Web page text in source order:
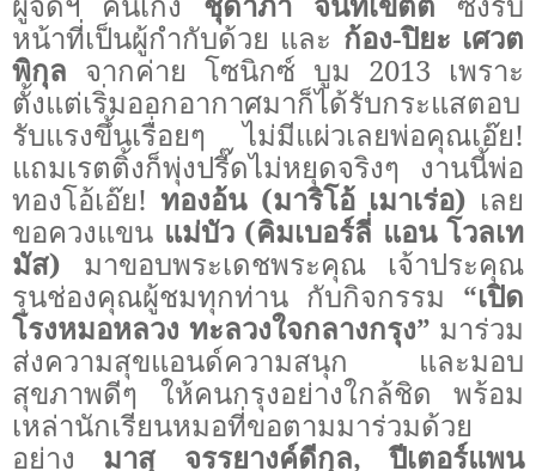
หน้าที่เป็นผู้กำกับด้วย และ ก้อง-ปิยะ เศวต
พิกุล จากค่าย โซนิกซ์ บูม 2013 เพราะ
ตั้งแต่เริ่มออกอากาศมาก็ได้รับกระแสตอบ
รับแรงขึ้นเรื่อยๆ ไม่มีแผ่วเลยพ่อคุณเอ๊ย!
แถมเรตติ้งก็พุ่งปรี๊ดไม่หยุดจริงๆ
งานนี้พ่อ
ทองโอ้เอ๊ย!ทองอ้น (มาริโอ้ เมาเร่อ) เลย
ขอควงแขน แม่บัว (คิมเบอร์ลี่ แอน โวลเท
มัส) มาขอบพระเดชพระคุณ เจ้าประคุณ
รุนช่องคุณผู้ชมทุกท่าน กับกิจกรรม “เปิด
โรงหมอหลวง ทะลวงใจกลางกรุง” มาร่วม
ส่งความสุขแอนด์ความสนุก และมอบ
สุขภาพดีๆ ให้คนกรุงอย่างใกล้ชิด พร้อม
เหล่านักเรียนหมอที่ขอตามมาร่วมด้วย
อย่าง มาสุ จรรยางค์ดีกุล, ปีเตอร์แพน